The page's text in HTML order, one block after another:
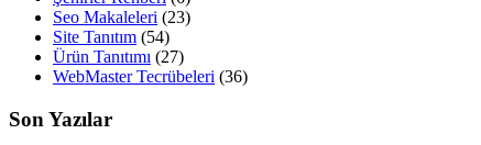
Seo Makaleleri (23)
Site Tanıtım (54)
Ürün Tanıtımı (27)
WebMaster Tecrübeleri (36)
Son Yazılar